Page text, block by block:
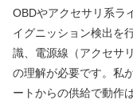
OBDやアクセサリ系ラ
イグニッション検出を
識、電源線（アクセサ
の理解が必要です。私
ートからの供給で動作